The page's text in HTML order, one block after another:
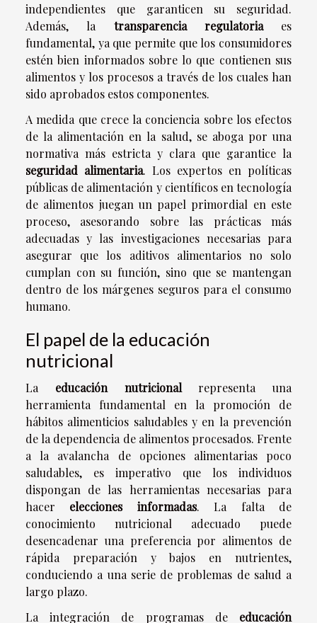
independientes que garanticen su seguridad.
Además, la transparencia regulatoriaes
fundamental, ya que permite que los consumidores
estén bien informados sobre lo que contienen sus
alimentos y los procesos a través de los cuales han
sido aprobados estos componentes.
A medida que crece la conciencia sobre los efectos
de la alimentación en la salud, se aboga por una
normativa más estricta y clara que garantice la
seguridad alimentaria. Los expertos en políticas
públicas de alimentación y científicos en tecnología
de alimentos juegan un papel primordial en este
proceso, asesorando sobre las prácticas más
adecuadas y las investigaciones necesarias para
asegurar que los aditivos alimentarios no solo
cumplan con su función, sino que se mantengan
dentro de los márgenes seguros para el consumo
humano.
El papel de la educación
nutricional
La educación nutricionalrepresenta una
herramienta fundamental en la promoción de
hábitos alimenticios saludables y en la prevención
de la dependencia de alimentos procesados. Frente
a la avalancha de opciones alimentarias poco
saludables, es imperativo que los individuos
dispongan de las herramientas necesarias para
hacer elecciones informadas. La falta de
conocimiento nutricional adecuado puede
desencadenar una preferencia por alimentos de
rápida preparación y bajos en nutrientes,
conduciendo a una serie de problemas de salud a
largo plazo.
La integración de programas de educación